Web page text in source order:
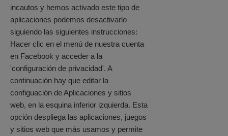
incautos y hemos activado este tipo de
aplicaciones podemos desactivarlo
siguiendo las siguientes instrucciones:
Hacer clic en el menú de nuestra cuenta
en Facebook y acceder a la
'configuración de privacidad'. A
continuación hay que editar la
configuación de Aplicaciones y sitios
web, en la esquina inferior izquierda. Esta
opción despliega las aplicaciones, juegos
y sitios web que más usamos y permite